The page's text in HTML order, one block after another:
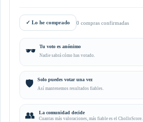
✓ Lo he comprado 0 compras confirmadas
🕶️ Tu voto es anónimo
Nadie sabrá cómo has votado.
🛡️ Solo puedes votar una vez
Así mantenemos resultados fiables.
👥 La comunidad decide
Cuantas más valoraciones, más fiable es el CholloScore.